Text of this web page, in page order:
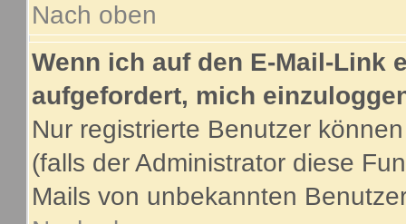
Nach oben
Wenn ich auf den E-Mail-Link
aufgefordert, mich
Nur registrierte Benutzer
(falls der Administrator diese
Mails von unbekannten